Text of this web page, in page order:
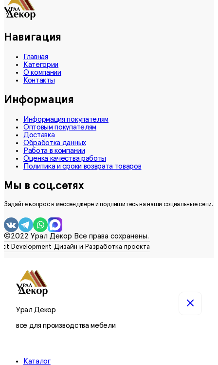
Навигация
Главная
Категории
О компании
Контакты
Информация
Информация покупателям
Оптовым покупателям
Доставка
Обработка данных
Работа в компании
Оценка качества работы
Политика и сроки возврата товаров
Мы в соц.сетях
Задайте вопрос в мессенджере и подпишитесь на наши социальные сети.
©2022 Урал Декор Все права сохранены.
Урал Декор
все для производства мебели
Каталог